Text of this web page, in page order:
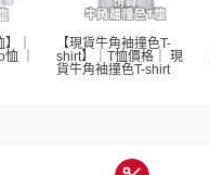
｜
｜
【現貨牛角袖撞色T-
shirt】｜T恤價格｜ 現
貨牛角袖撞色T-shirt